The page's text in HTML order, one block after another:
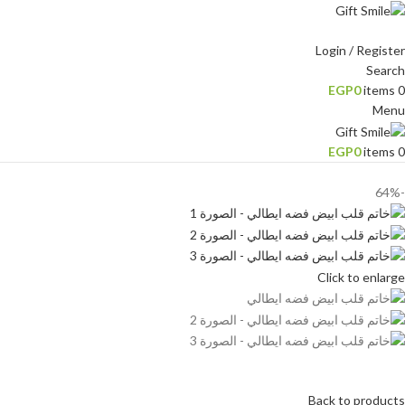
Login / Register
Search
0
items
EGP0
Menu
0
items
EGP0
-64%
Click to enlarge
Back to products